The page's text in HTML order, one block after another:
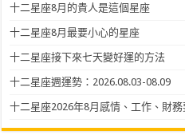
十二星座8月的貴人是這個星座
十二星座8月最要小心的星座
十二星座接下來七天變好運的方法
十二星座週運勢：2026.08.03-08.09
十二星座2026年8月感情、工作、財